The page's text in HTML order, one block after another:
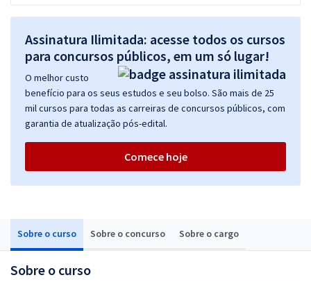
Sobre o curso Sobre o concurso Sobre o cargo
Sobre o curso
Assinatura Ilimitada: acesse todos os cursos
para concursos públicos, em um só lugar!
O melhor custo
benefício para os seus estudos e seu bolso. São mais de 25
mil cursos para todas as carreiras de concursos públicos, com
garantia de atualização pós-edital.
Comece hoje